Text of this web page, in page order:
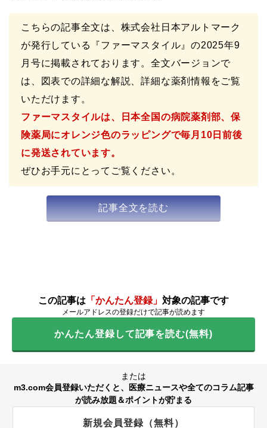
こちらの記事全文は、株式会社日本アルトマーク
が発行している『ファーマスタイル』の2025年9
月号に掲載されております。全文バージョンで
は、図表での詳細な解説、詳細な薬剤情報をご覧
いただけます。
ファーマスタイルは、日本全国の病院薬剤部、保
険薬局にオレンジ色のラッピングで毎月10日前後
に発送されています。
ぜひお手元にとってご覧ください。
記事全文を読む
この記事は 「かんたん登録」 対象の記事です
メールアドレスの登録だけで記事が読めます
かんたん登録して記事を読む(無料)
または
m3.com会員登録いただくと、医療ニュースや全てのコラム記事
が読み放題＆ポイントが貯まる
新規会員登録（無料）